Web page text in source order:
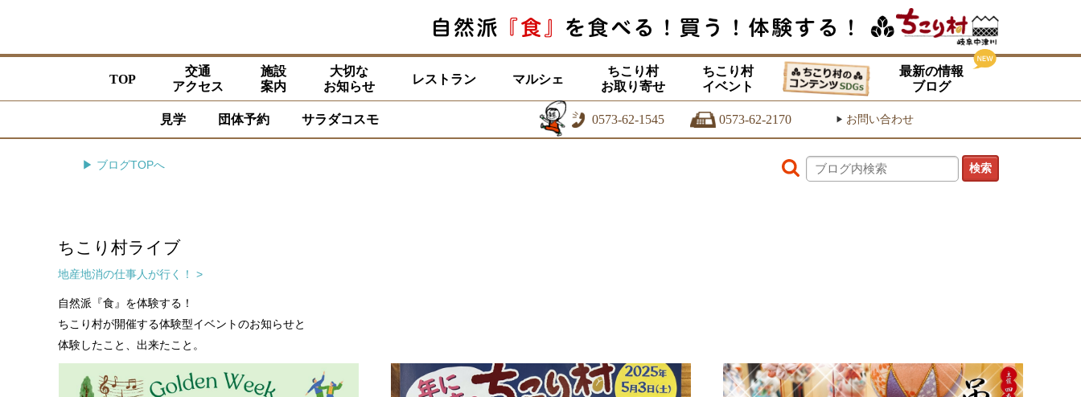
TOP
交通
アクセス
施設
案内
大切な
お知らせ
レストラン マルシェ
ちこり村
お取り寄せ
ちこり村
イベント
最新の情報
ブログ
見学 団体予約 サラダコスモ 0573-62-1545 0573-62-2170 ▶ お問い合わせ
▶ ブログTOPへ
ちこり村ライブ
地産地消の仕事人が行く！ >
自然派『食』を体験する！
ちこり村が開催する体験型イベントのお知らせと
体験したこと、出来たこと。